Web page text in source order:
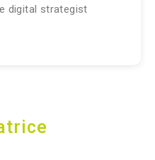
digital strategist